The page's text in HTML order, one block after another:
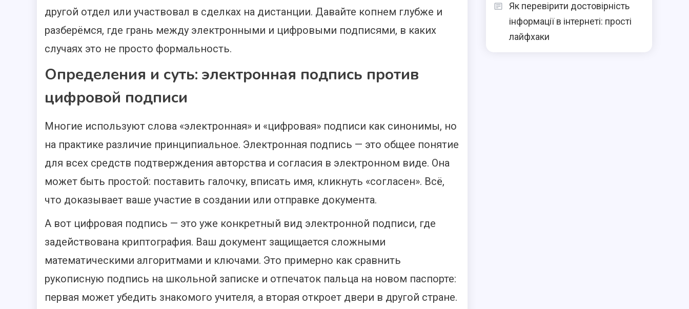
другой отдел или участвовал в сделках на дистанции. Давайте копнем глубже и
разберёмся, где грань между электронными и цифровыми подписями, в каких
случаях это не просто формальность.
Определения и суть: электронная подпись против
цифровой подписи
Многие используют слова «электронная» и «цифровая» подписи как синонимы, но
на практике различие принципиальное. Электронная подпись — это общее понятие
для всех средств подтверждения авторства и согласия в электронном виде. Она
может быть простой: поставить галочку, вписать имя, кликнуть «согласен». Всё,
что доказывает ваше участие в создании или отправке документа.
А вот цифровая подпись — это уже конкретный вид электронной подписи, где
задействована криптография. Ваш документ защищается сложными
математическими алгоритмами и ключами. Это примерно как сравнить
рукописную подпись на школьной записке и отпечаток пальца на новом паспорте:
первая может убедить знакомого учителя, а вторая откроет двери в другой стране.
Як перевірити достовірність
інформації в інтернеті: прості
лайфхаки